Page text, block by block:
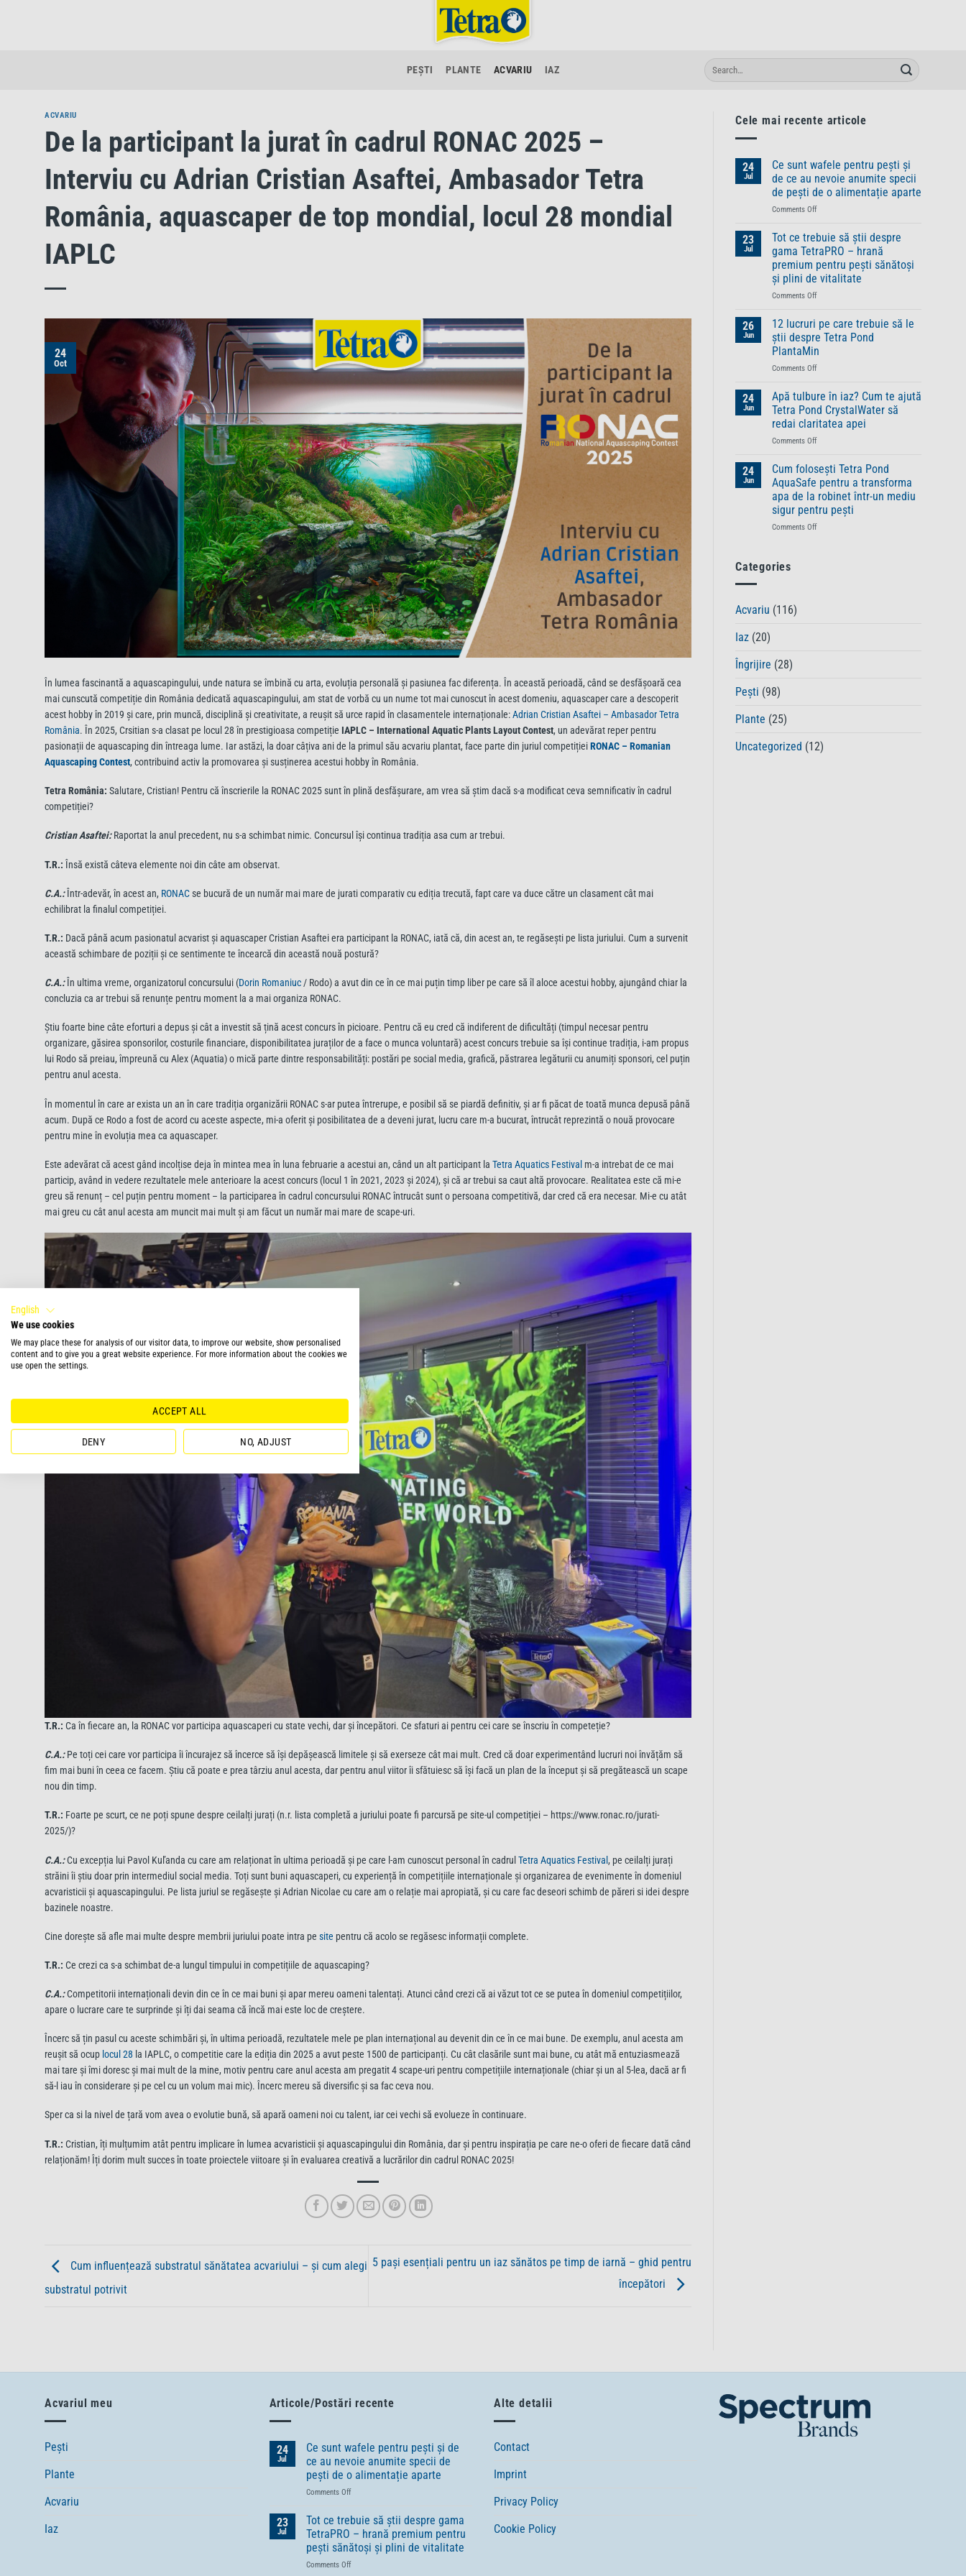
PEȘTI PLANTE ACVARIU IAZ
ACVARIU
De la participant la jurat în cadrul RONAC 2025 –
Interviu cu Adrian Cristian Asaftei, Ambasador Tetra
România, aquascaper de top mondial, locul 28 mondial
IAPLC
24
Oct
În lumea fascinantă a aquascapingului, unde natura se îmbină cu arta, evoluția personală și pasiunea fac diferența. În această perioadă, când se desfășoară cea
mai cunscută competiție din România dedicată aquascapingului, am stat de vorbă cu un nume tot mai cunoscut în acest domeniu, aquascaper care a descoperit
acest hobby în 2019 și care, prin muncă, disciplină și creativitate, a reușit să urce rapid în clasamentele internaționale:Adrian Cristian Asaftei – Ambasador Tetra
România. În 2025, Crsitian s-a clasat pe locul 28 în prestigioasa competiție IAPLC – International Aquatic Plants Layout Contest, un adevărat reper pentru
pasionații de aquascaping din întreaga lume. Iar astăzi, la doar câțiva ani de la primul său acvariu plantat, face parte din juriul competițieiRONAC – Romanian
Aquascaping Contest, contribuind activ la promovarea și susținerea acestui hobby în România.
Tetra România: Salutare, Cristian! Pentru că înscrierile la RONAC 2025 sunt în plină desfășurare, am vrea să știm dacă s-a modificat ceva semnificativ în cadrul
competiției?
Cristian Asaftei:Raportat la anul precedent, nu s-a schimbat nimic. Concursul își continua tradiția asa cum ar trebui.
T.R.: Însă există câteva elemente noi din câte am observat.
C.A.:Într-adevăr, în acest an, RONACse bucură de un număr mai mare de jurati comparativ cu ediția trecută, fapt care va duce către un clasament cât mai
echilibrat la finalul competiției.
T.R.: Dacă până acum pasionatul acvarist și aquascaper Cristian Asaftei era participant la RONAC, iată că, din acest an, te regăsești pe lista juriului. Cum a survenit
această schimbare de poziții și ce sentimente te încearcă din această nouă postură?
C.A.:În ultima vreme, organizatorul concursului (Dorin Romaniuc/ Rodo) a avut din ce în ce mai puțin timp liber pe care să îl aloce acestui hobby, ajungând chiar la
concluzia ca ar trebui să renunțe pentru moment la a mai organiza RONAC.
Știu foarte bine câte eforturi a depus și cât a investit să țină acest concurs în picioare. Pentru că eu cred că indiferent de dificultăți (timpul necesar pentru
organizare, găsirea sponsorilor, costurile financiare, disponibilitatea juraților de a face o munca voluntară) acest concurs trebuie sa își continue tradiția, i-am propus
lui Rodo să preiau, împreună cu Alex (Aquatia) o mică parte dintre responsabilități: postări pe social media, grafică, păstrarea legăturii cu anumiți sponsori, cel puțin
pentru anul acesta.
În momentul în care ar exista un an în care tradiția organizării RONAC s-ar putea întrerupe, e posibil să se piardă definitiv, și ar fi păcat de toată munca depusă până
acum. După ce Rodo a fost de acord cu aceste aspecte, mi-a oferit și posibilitatea de a deveni jurat, lucru care m-a bucurat, întrucât reprezintă o nouă provocare
pentru mine în evoluția mea ca aquascaper.
Este adevărat că acest gând incolțise deja în mintea mea în luna februarie a acestui an, când un alt participant la Tetra Aquatics Festival m-a intrebat de ce mai
particip, având in vedere rezultatele mele anterioare la acest concurs (locul 1 în 2021, 2023 și 2024), și că ar trebui sa caut altă provocare. Realitatea este că mi-e
greu să renunț – cel puțin pentru moment – la participarea în cadrul concursului RONAC întrucât sunt o persoana competitivă, dar cred că era necesar. Mi-e cu atât
mai greu cu cât anul acesta am muncit mai mult și am făcut un număr mai mare de scape-uri.
T.R.: Ca în fiecare an, la RONAC vor participa aquascaperi cu state vechi, dar și începători. Ce sfaturi ai pentru cei care se înscriu în competeție?
C.A.:Pe toți cei care vor participa îi încurajez să încerce să își depășească limitele și să exerseze cât mai mult. Cred că doar experimentând lucruri noi învățăm să
fim mai buni în ceea ce facem. Știu că poate e prea târziu anul acesta, dar pentru anul viitor îi sfătuiesc să își facă un plan de la început și să pregătească un scape
nou din timp.
T.R.: Foarte pe scurt, ce ne poți spune despre ceilalți jurați (n.r. lista completă a juriului poate fi parcursă pe site-ul competiției – https://www.ronac.ro/jurati-
2025/)?
C.A.:Cu excepția lui Pavol Kuľanda cu care am relaționat în ultima perioadă și pe care l-am cunoscut personal în cadrulTetra Aquatics Festival, pe ceilalți jurați
străini îi știu doar prin intermediul social media. Toți sunt buni aquascaperi, cu experiență în competițiile internaționale și organizarea de evenimente în domeniul
acvaristicii și aquascapingului. Pe lista juriul se regăsește și Adrian Nicolae cu care am o relație mai apropiată, și cu care fac deseori schimb de păreri si idei despre
bazinele noastre.
Cine dorește să afle mai multe despre membrii juriului poate intra pe site pentru că acolo se regăsesc informații complete.
T.R.: Ce crezi ca s-a schimbat de-a lungul timpului in competițiile de aquascaping?
C.A.:Competitorii internaționali devin din ce în ce mai buni și apar mereu oameni talentați. Atunci când crezi că ai văzut tot ce se putea în domeniul competițiilor,
apare o lucrare care te surprinde și îți dai seama că încă mai este loc de creștere.
Încerc să țin pasul cu aceste schimbări și, în ultima perioadă, rezultatele mele pe plan internațional au devenit din ce în ce mai bune. De exemplu, anul acesta am
reușit să ocup locul 28 la IAPLC, o competitie care la ediția din 2025 a avut peste 1500 de participanți. Cu cât clasările sunt mai bune, cu atât mă entuziasmează
mai tare și îmi doresc și mai mult de la mine, motiv pentru care anul acesta am pregatit 4 scape-uri pentru competițiile internaționale (chiar și un al 5-lea, dacă ar fi
să-l iau în considerare și pe cel cu un volum mai mic). Încerc mereu să diversific și sa fac ceva nou.
Sper ca si la nivel de țară vom avea o evolutie bună, să apară oameni noi cu talent, iar cei vechi să evolueze în continuare.
T.R.: Cristian, îți mulțumim atât pentru implicare în lumea acvaristicii și aquascapingului din România, dar și pentru inspirația pe care ne-o oferi de fiecare dată când
relaționăm! Îți dorim mult succes în toate proiectele viitoare și în evaluarea creativă a lucrărilor din cadrul RONAC 2025!
Cum influențează substratul sănătatea acvariului – și cum alegi
substratul potrivit
5 pași esențiali pentru un iaz sănătos pe timp de iarnă – ghid pentru
începători
Cele mai recente articole
24
Jul
Ce sunt wafele pentru pești și
de ce au nevoie anumite specii
de pești de o alimentație aparte
Comments Offon
sunt
wafele
pentru
pești
și
de
nevoie
anumite
specii
de
alimentație
aparte
23
Jul
Tot ce trebuie să știi despre
gama TetraPRO – hrană
premium pentru pești sănătoși
și plini de vitalitate
Comments Offon
trebuie
să
știi
despre
TetraPRO
hrană
premium
pentru
sănătoși
plini
de
vitalitate
26
Jun
12 lucruri pe care trebuie să le
știi despre Tetra Pond
PlantaMin
Comments Offon
lucruri
pe
care
trebuie
să
știi
despre
Tetra
Pond
PlantaMin
24
Jun
Apă tulbure în iaz? Cum te ajută
Tetra Pond CrystalWater să
redai claritatea apei
Comments Offon
tulbure
iaz?
Cum
te
ajută
24
Jun
Cum folosești Tetra Pond
AquaSafe pentru a transforma
apa de la robinet într-un mediu
sigur pentru pești
Comments Offon
pești
Categories
Acvariu (116)
Iaz (20)
Îngrijire (28)
Pești (98)
Plante (25)
Uncategorized (12)
Acvariul meu
Pești
Plante
Acvariu
Iaz
Articole/Postări recente
24
Jul
Ce sunt wafele pentru pești și de
ce au nevoie anumite specii de
pești de o alimentație aparte
Comments Offon
sunt
wafele
pentru
pești
și
23
Jul
Tot ce trebuie să știi despre gama
TetraPRO – hrană premium pentru
pești sănătoși și plini de vitalitate
Comments Offon
Alte detalii
Contact
Imprint
Privacy Policy
Cookie Policy
English
We use cookies
We may place these for analysis of our visitor data, to improve our website, show personalised
content and to give you a great website experience. For more information about the cookies we
use open the settings.
ACCEPT ALL
DENY NO, ADJUST